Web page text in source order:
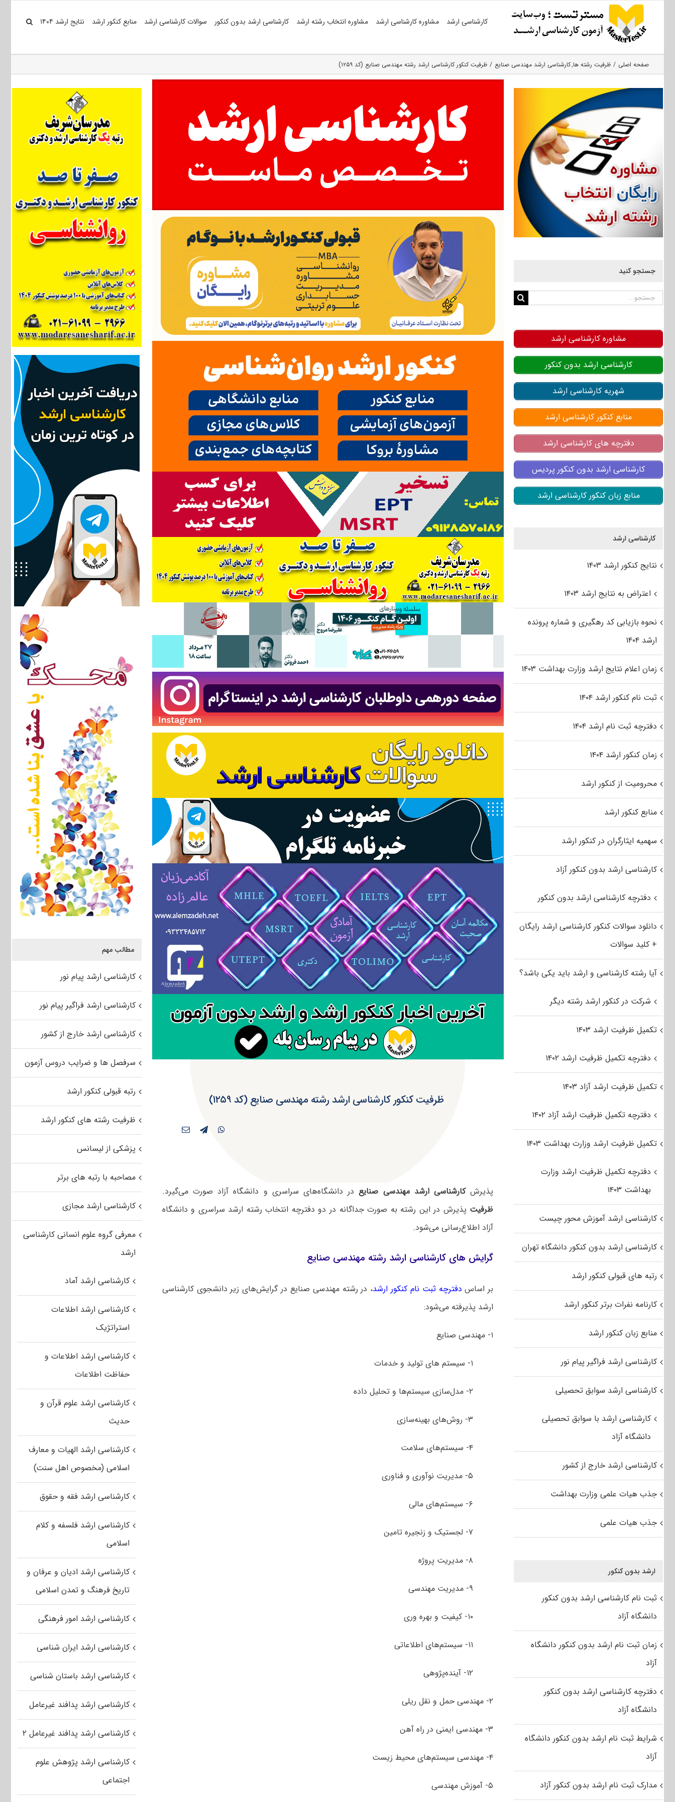
کارشناسی ارشد مشاوره کارشناسی ارشد مشاوره انتخاب رشته ارشد کارشناسی ارشد بدون کنکور سوالات کارشناسی ارشد منابع کنکور ارشد نتایج ارشد ۱۴۰۴
صفحه اصلی ظرفیت رشته ها کارشناسی ارشد مهندسی صنایع ظرفیت کنکور کارشناسی ارشد رشته مهندسی صنایع (کد ۱۲۵۹)
ظرفیت کنکور کارشناسی ارشد رشته مهندسی صنایع (کد ۱۲۵۹)
پذیرشکارشناسی ارشد مهندسی صنایعدر دانشگاه‌های سراسری و دانشگاه آزاد صورت می‌گیرد.
ظرفیت پذیرش در این رشته به صورت جداگانه در دو دفترچه انتخاب رشته ارشد سراسری و دانشگاه
آزاد اطلاع‌رسانی می‌شود.
گرایش های کارشناسی ارشد رشته مهندسی صنایع
بر اساس دفترچه ثبت نام کنکور ارشد، در رشته مهندسی صنایع در گرایش‌های زیر دانشجوی کارشناسی
ارشد پذیرفته می‌شود:
۱- مهندسی صنایع
۱- سیستم های تولید و خدمات
۲- مدل‌سازی سیستم‌ها و تحلیل داده
۳- روش‌های بهینه‌سازی
۴- سیستم‌های سلامت
۵- مدیریت نوآوری و فناوری
۶- سیستم‌های مالی
۷- لجستیک و زنجیره تامین
۸- مدیریت پروژه
۹- مدیریت مهندسی
۱۰- کیفیت و بهره وری
۱۱- سیستم‌های اطلاعاتی
۱۲- آینده‌پژوهی
۲- مهندسی حمل و نقل ریلی
۳- مهندسی ایمنی در راه آهن
۴- مهندسی سیستم‌های محیط زیست
۵- آموزش مهندسی
مطالب مهم
کارشناسی ارشد پیام نور
کارشناسی ارشد فراگیر پیام نور
کارشناسی ارشد خارج از کشور
سرفصل ها و ضرایب دروس آزمون
رتبه قبولی کنکور ارشد
ظرفیت رشته های کنکور ارشد
پزشکی از لیسانس
مصاحبه با رتبه های برتر
کارشناسی ارشد مجازی
معرفی گروه علوم انسانی کارشناسی
ارشد
کارشناسی ارشد آماد
کارشناسی ارشد اطلاعات
استراتژیک
کارشناسی ارشد اطلاعات و
حفاظت اطلاعات
کارشناسی ارشد علوم قرآن و
حدیث
کارشناسی ارشد الهیات و معارف
اسلامی (مخصوص اهل سنت)
کارشناسی ارشد فقه و حقوق
کارشناسی ارشد فلسفه و کلام
اسلامی
کارشناسی ارشد ادیان و عرفان و
تاریخ فرهنگ و تمدن اسلامی
کارشناسی ارشد امور فرهنگی
کارشناسی ارشد ایران شناسی
کارشناسی ارشد باستان شناسی
کارشناسی ارشد پدافند غیرعامل
کارشناسی ارشد پدافند غیرعامل ۲
کارشناسی ارشد پژوهش علوم
اجتماعی
جستجو کنید
جستجو
مشاوره کارشناسی ارشد
کارشناسی ارشد بدون کنکور
شهریه کارشناسی ارشد
منابع کنکور کارشناسی ارشد
دفترچه های کارشناسی ارشد
کارشناسی ارشد بدون کنکور پردیس
منابع زبان کنکور کارشناسی ارشد
کارشناسی ارشد
نتایج کنکور ارشد ۱۴۰۳
اعتراض به نتایج ارشد ۱۴۰۳
نحوه بازیابی کد رهگیری و شماره پرونده
ارشد ۱۴۰۴
زمان اعلام نتایج ارشد وزارت بهداشت ۱۴۰۳
ثبت نام کنکور ارشد ۱۴۰۴
دفترچه ثبت نام ارشد ۱۴۰۴
زمان کنکور ارشد ۱۴۰۴
محرومیت از کنکور ارشد
منابع کنکور ارشد
سهمیه ایثارگران در کنکور ارشد
کارشناسی ارشد بدون کنکور آزاد
دفترچه کارشناسی ارشد بدون کنکور
دانلود سوالات کنکور کارشناسی ارشد رایگان
+ کلید سوالات
آیا رشته کارشناسی و ارشد باید یکی باشد؟
شرکت در کنکور ارشد رشته دیگر
تکمیل ظرفیت ارشد ۱۴۰۳
دفترچه تکمیل ظرفیت ارشد ۱۴۰۲
تکمیل ظرفیت ارشد آزاد ۱۴۰۳
دفترچه تکمیل ظرفیت ارشد آزاد ۱۴۰۲
تکمیل ظرفیت ارشد وزارت بهداشت ۱۴۰۳
دفترچه تکمیل ظرفیت ارشد وزارت
بهداشت ۱۴۰۳
کارشناسی ارشد آموزش محور چیست
کارشناسی ارشد بدون کنکور دانشگاه تهران
رتبه های قبولی کنکور ارشد
کارنامه نفرات برتر کنکور ارشد
منابع زبان کنکور ارشد
کارشناسی ارشد فراگیر پیام نور
کارشناسی ارشد سوابق تحصیلی
کارشناسی ارشد با سوابق تحصیلی
دانشگاه آزاد
کارشناسی ارشد خارج از کشور
جذب هیات علمی وزارت بهداشت
جذب هیات علمی
ارشد بدون کنکور
ثبت نام کارشناسی ارشد بدون کنکور
دانشگاه آزاد
زمان ثبت نام ارشد بدون کنکور دانشگاه
آزاد
دفترچه کارشناسی ارشد بدون کنکور
دانشگاه آزاد
شرایط ثبت نام ارشد بدون کنکور دانشگاه
آزاد
مدارک ثبت نام ارشد بدون کنکور آزاد